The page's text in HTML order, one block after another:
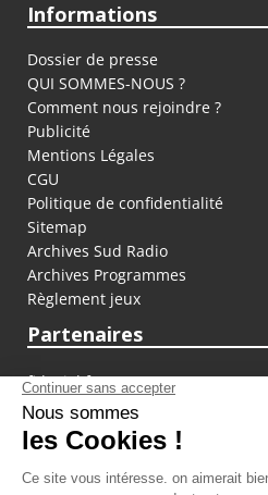
Informations
Dossier de presse
QUI SOMMES-NOUS ?
Comment nous rejoindre ?
Publicité
Mentions Légales
CGU
Politique de confidentialité
Sitemap
Archives Sud Radio
Archives Programmes
Règlement jeux
Partenaires
fiducial.fr
lyoncapitale.fr
olympique-et-lyonnais.com
L'application Iphone /